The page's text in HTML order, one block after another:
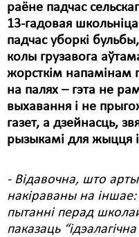
раёне падчас
13-гадовая
падчас уборкі
колы грузавога
жорсткім напамінам
на палях – гэта не
выхавання і не
газет, а дзейнасць,
рызыкамі для жыцця
- Відавочна, што
накіраваны на іншае:
пытанні перад
паказаць